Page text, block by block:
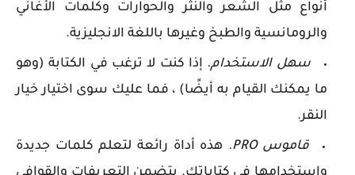
أنواع مثل الشعر والنثر والحوارات وكلمات الأغاني
والرومانسية والطبخ وغيرها باللغة الانجليزية.
سهل الاستخدام. إذا كنت لا ترغب في الكتابة (وهو
ما يمكنك القيام به أيضًا) ، فما عليك سوى اختيار خيار
النقر.
قاموس PRO.
هذه أداة رائعة لتعلم كلمات جديدة